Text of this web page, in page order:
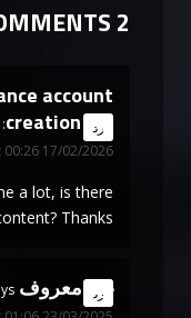
2 COMMENTS
account
creation
says:
17/02/2026 at 00:26
رد
a lot, is there
Thanks!
غير معروف
رد